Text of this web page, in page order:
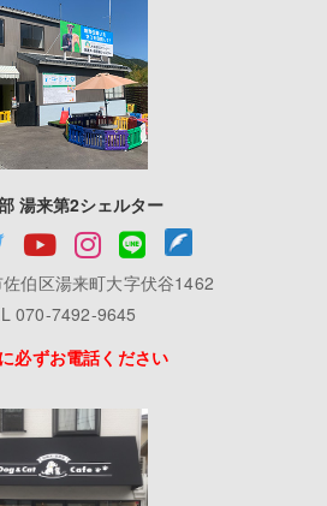
湯来第2シェルター
伯区湯来町大字伏谷1462
070-7492-9645
必ずお電話ください